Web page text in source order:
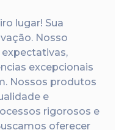
lugar! Sua
Nosso
excepcionais
Nossos produtos
e
rigorosos e
oferecer